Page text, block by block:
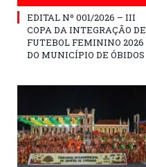
EDITAL Nº 001/2026 – III
COPA DA INTEGRAÇÃO DE
FUTEBOL FEMININO 2026
DO MUNICÍPIO DE ÓBIDOS